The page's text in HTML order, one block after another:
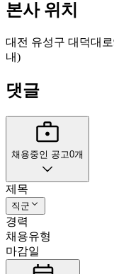
본사 위치
대전 유성구 대덕대
내)
댓글
채용중인 공고0개
제목
직군
경력
채용유형
마감일